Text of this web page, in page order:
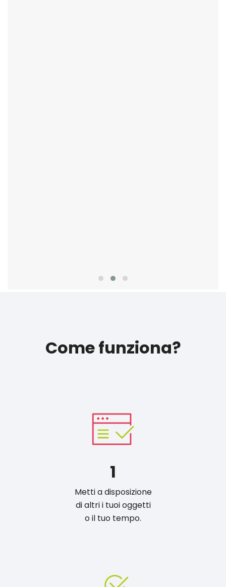
Come funziona?
1
Metti a disposizione
di altri i tuoi oggetti
o il tuo tempo.